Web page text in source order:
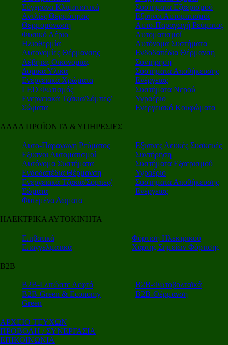
Σύγχρονα Κλιματιστικά
Αντλίες Θερμότητας
Θερμομόνωση
Φυσικό Αέριο
Ηλιοθερμία
Αυτονομίες Θέρμανσης
Λέβητες Οικονομίας
Δομικά Υλικά
Ενεργειακά Χρώματα
LED Φωτισμός
Ενεργειακά Τζάκια/Σόμπες/
Σώματα
Συστήματα Εξαερισμού
Εξυπνοι Αυτοματισμοί
Αυτο-Παραγωγή Ρεύματος
Αυτοματισμοί
Αυτόνομα Συστήματα
Ενδοδαπέδια Θέρμανση
Συντήρηση
Συστήματα Αποθήκευσης
Ενέργειας
Συστήματα Νερού
Υγραέριο
Ενεργειακά Κουφώματα
ΑΛΛΑ ΠΡΟΪΟΝΤΑ & ΥΠΗΡΕΣΙΕΣ
Αυτο-Παραγωγή Ρεύματος
Εξυπνοι Αυτοματισμοί
Αυτόνομα Συστήματα
Ενδοδαπέδια Θέρμανση
Ενεργειακά Τζάκια/Σόμπες/
Σώματα
Φυτεμένα Δώματα
Εξυπνες Λευκές Συσκευές
Συντήρηση
Συστήματα Εξαερισμού
Υγραέριο
Συστήματα Αποθήκευσης
Ενέργειας
ΗΛΕΚΤΡΙΚΑ ΑΥΤΟΚΙΝΗΤΑ
Επιβατικά
Επαγγελματικά
Φόρτιση Ηλεκτρικού
Χάρτης Σημείων Φόρτισης
Β2Β
Β2Β-Γλιτώστε Λεφτά
Β2Β-Green & Economy
Green
Β2Β-Φωτοβολταϊκά
Β2Β-Θέρμανση
ΑΡΧΕΙΟ ΤΕΥΧΩΝ
ΠΡΟΒΟΛΗ / ΣΥΝΕΡΓΑΣΙΑ
ΕΠΙΚΟΙΝΩΝΙΑ